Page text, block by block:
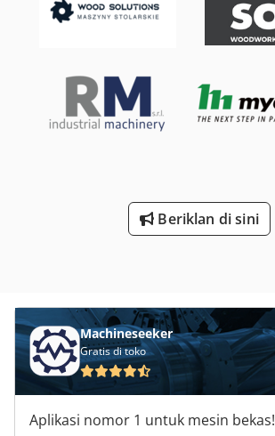
Beriklan di sini
Machineseeker
Gratis di toko
Aplikasi nomor 1 untuk mesin bekas!